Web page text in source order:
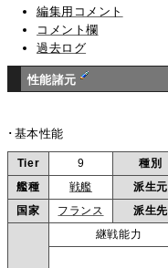
編集用コメント
コメント欄
過去ログ
性能諸元
･基本性能
Tier 9 種別
艦種
戦艦 派生元
国家
フランス 派生先
継戦能力